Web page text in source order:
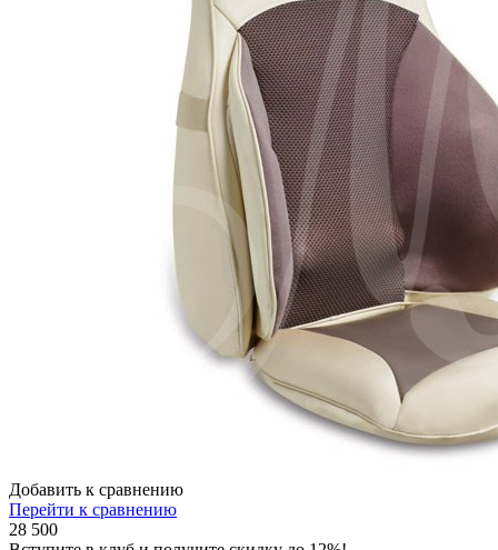
Добавить к сравнению
Перейти к сравнению
28 500